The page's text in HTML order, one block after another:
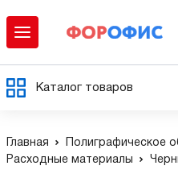
Каталог товаров
Главная Полиграфическое
Расходные материалы